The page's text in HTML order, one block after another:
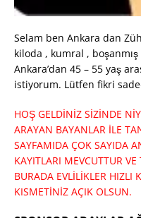
Selam ben Ankara dan
kiloda , kumral ,
Ankara’dan 45 – 55 yaş
istiyorum. Lütfen fikri
HOŞ GELDİNİZ SİZİNDE
ARAYAN BAYANLAR İLE
SAYFAMIDA ÇOK SAYIDA
KAYITLARI MEVCUTTUR
BURADA EVLİLİKLER HIZLI
KISMETİNİZ AÇIK OLSUN.